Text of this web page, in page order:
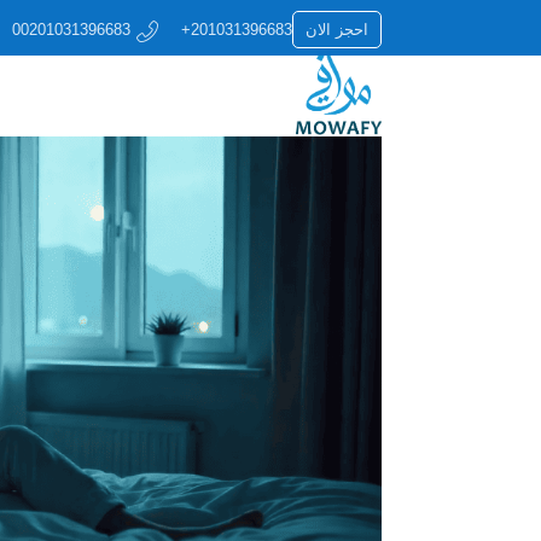
احجز الان +201031396683
00201031396683
نصيحة عن المخدرات :